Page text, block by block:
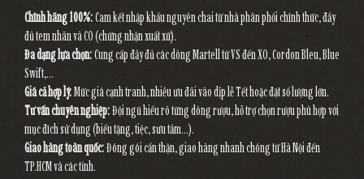
Chính hãng 100%:Cam kết nhập khẩu nguyên chai từ nhà phân phối chính thức, đầy
đủ tem nhãn và CO (chứng nhận xuất xứ).
Đa dạng lựa chọn:Cung cấp đầy đủ các dòng Martell từ VS đến XO, Cordon Bleu, Blue
Swift,...
Giá cả hợp lý:Mức giá cạnh tranh, nhiều ưu đãi vào dịp lễ Tết hoặc đặt số lượng lớn.
Tư vấn chuyên nghiệp:Đội ngũ hiểu rõ từng dòng rượu, hỗ trợ chọn rượu phù hợp với
mục đích sử dụng (biếu tặng, tiệc, sưu tầm...).
Giao hàng toàn quốc:Đóng gói cẩn thận, giao hàng nhanh chóng từ Hà Nội đến
TP.HCM và các tỉnh.